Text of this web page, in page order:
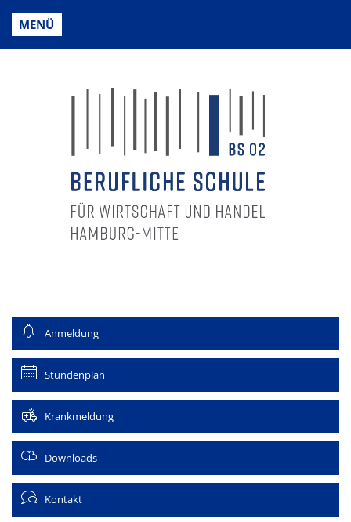
MENÜ
Anmeldung
Stundenplan
Krankmeldung
Downloads
Kontakt